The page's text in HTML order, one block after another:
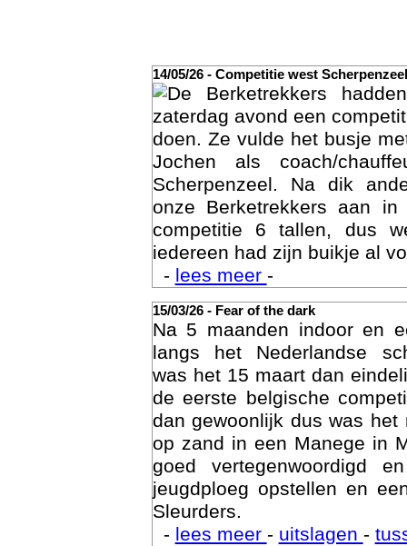
14/05/26 - Competitie west Scherpenzeel
De Berketrekkers
zaterdag avond een
doen. Ze vulde het busje
Jochen als coach/
Scherpenzeel. Na dik
onze Berketrekkers aan
competitie 6 tallen, dus
iedereen had zijn buikje al
- lees meer -
15/03/26 - Fear of the dark
Na 5 maanden indoor en
langs het Nederlandse
was het 15 maart dan
de eerste belgische
dan gewoonlijk dus was
op zand in een Manege in
goed vertegenwoordigd
jeugdploeg opstellen en
Sleurders.
- lees meer - uitslagen -